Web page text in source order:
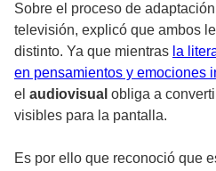
Sobre el proceso de
televisión, explicó que ambos
distinto. Ya que mientras la
en pensamientos y emociones
el audiovisual obliga a
visibles para la pantalla.
Es por ello que reconoció que